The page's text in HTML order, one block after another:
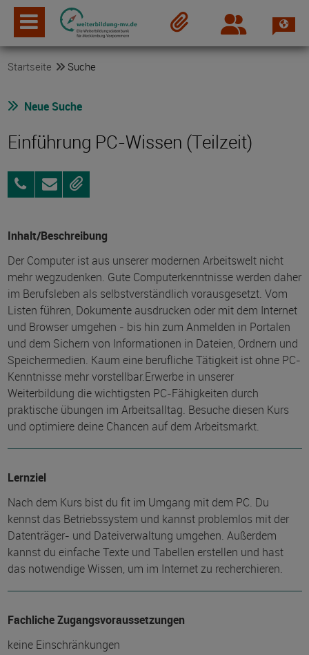
Login
Startseite Suche
Neue Suche
Einführung PC-Wissen (Teilzeit)
03871
4699990
AnfragenMerken
Inhalt/Beschreibung
Der Computer ist aus unserer modernen Arbeitswelt nicht
mehr wegzudenken. Gute Computerkenntnisse werden daher
im Berufsleben als selbstverständlich vorausgesetzt. Vom
Listen führen, Dokumente ausdrucken oder mit dem Internet
und Browser umgehen - bis hin zum Anmelden in Portalen
und dem Sichern von Informationen in Dateien, Ordnern und
Speichermedien. Kaum eine berufliche Tätigkeit ist ohne PC-
Kenntnisse mehr vorstellbar.Erwerbe in unserer
Weiterbildung die wichtigsten PC-Fähigkeiten durch
praktische übungen im Arbeitsalltag. Besuche diesen Kurs
und optimiere deine Chancen auf dem Arbeitsmarkt.
Lernziel
Nach dem Kurs bist du fit im Umgang mit dem PC. Du
kennst das Betriebssystem und kannst problemlos mit der
Datenträger- und Dateiverwaltung umgehen. Außerdem
kannst du einfache Texte und Tabellen erstellen und hast
das notwendige Wissen, um im Internet zu recherchieren.
Fachliche Zugangsvoraussetzungen
keine Einschränkungen